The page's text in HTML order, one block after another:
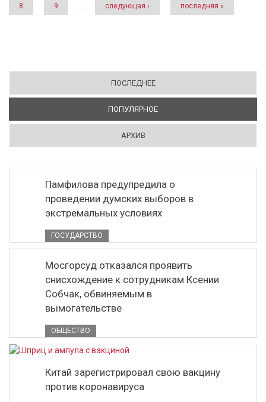
8 9 … следующая › последняя »
ПОСЛЕДНЕЕ
ПОПУЛЯРНОЕ
АРХИВ
Памфилова предупредила о
проведении думских выборов в
экстремальных условиях
ГОСУДАРСТВО
Мосгорсуд отказался проявить
снисхождение к сотрудникам Ксении
Собчак, обвиняемым в
вымогательстве
ОБЩЕСТВО
Китай зарегистрировал свою вакцину
против коронавируса